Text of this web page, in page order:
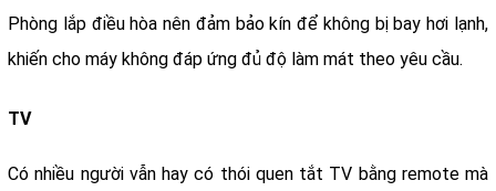
Phòng lắp điều hòa nên đảm bảo kín để không bị bay hơi lạnh,
khiến cho máy không đáp ứng đủ độ làm mát theo yêu cầu.
TV
Có nhiều người vẫn hay có thói quen tắt TV bằng remote mà